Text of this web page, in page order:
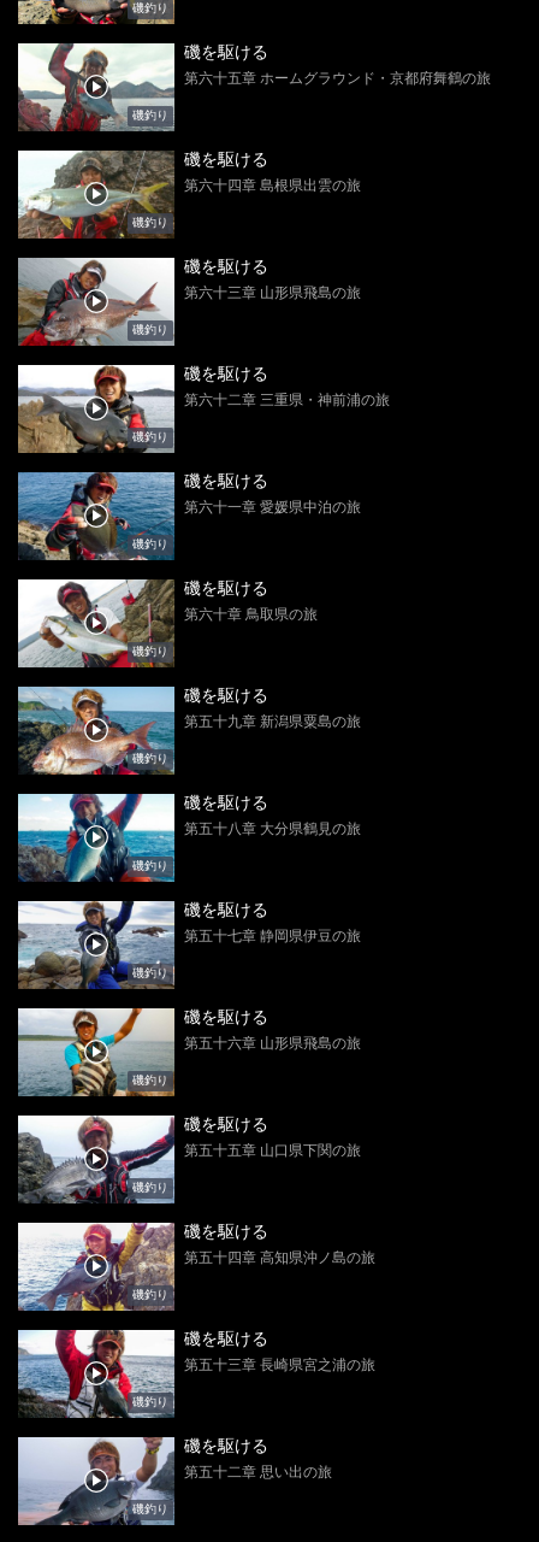
磯釣り
磯釣り
磯を駆ける
第六十五章 ホームグラウンド・京都府舞鶴の旅
磯釣り
磯を駆ける
第六十四章 島根県出雲の旅
磯釣り
磯を駆ける
第六十三章 山形県飛島の旅
磯釣り
磯を駆ける
第六十二章 三重県・神前浦の旅
磯釣り
磯を駆ける
第六十一章 愛媛県中泊の旅
磯釣り
磯を駆ける
第六十章 鳥取県の旅
磯釣り
磯を駆ける
第五十九章 新潟県粟島の旅
磯釣り
磯を駆ける
第五十八章 大分県鶴見の旅
磯釣り
磯を駆ける
第五十七章 静岡県伊豆の旅
磯釣り
磯を駆ける
第五十六章 山形県飛島の旅
磯釣り
磯を駆ける
第五十五章 山口県下関の旅
磯釣り
磯を駆ける
第五十四章 高知県沖ノ島の旅
磯釣り
磯を駆ける
第五十三章 長崎県宮之浦の旅
磯釣り
磯を駆ける
第五十二章 思い出の旅